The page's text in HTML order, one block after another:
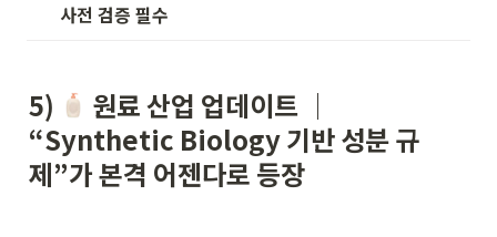
사전 검증 필수
5)
원료 산업 업데이트 │
“Synthetic Biology 기반 성분 규
제”가 본격 어젠다로 등장